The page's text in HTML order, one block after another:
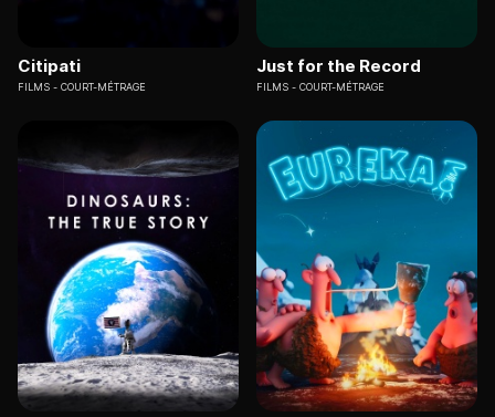
Citipati
FILMS COURT-MÉTRAGE
Just for the Record
FILMS COURT-MÉTRAGE